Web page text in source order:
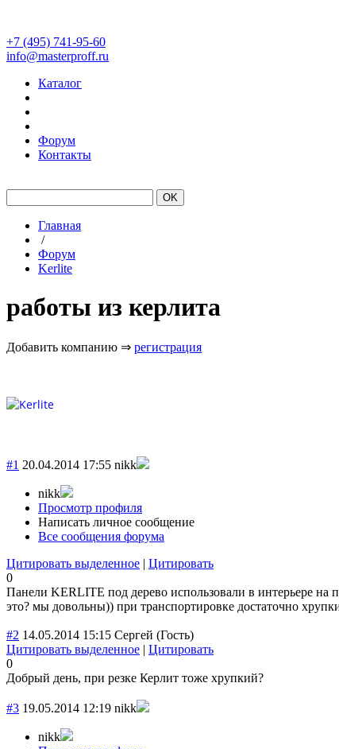
+7 (495) 741-95-60
info@masterproff.ru
Каталог
Форум
Контакты
Главная
/
Форум
Kerlite
работы из керлита
Добавить компанию ⇒ регистрация
#1 20.04.2014 17:55 nikk
nikk
Просмотр профиля
Написать личное сообщение
Все сообщения форума
Цитировать выделенное | Цитировать
0
Панели KERLITE под дерево использовали в интерьере на
это? мы довольны)) при транспортировке достаточно
#2 14.05.2014 15:15 Сергей (Гость)
Цитировать выделенное | Цитировать
0
Добрый день, при резке Керлит тоже хрупкий?
#3 19.05.2014 12:19 nikk
nikk